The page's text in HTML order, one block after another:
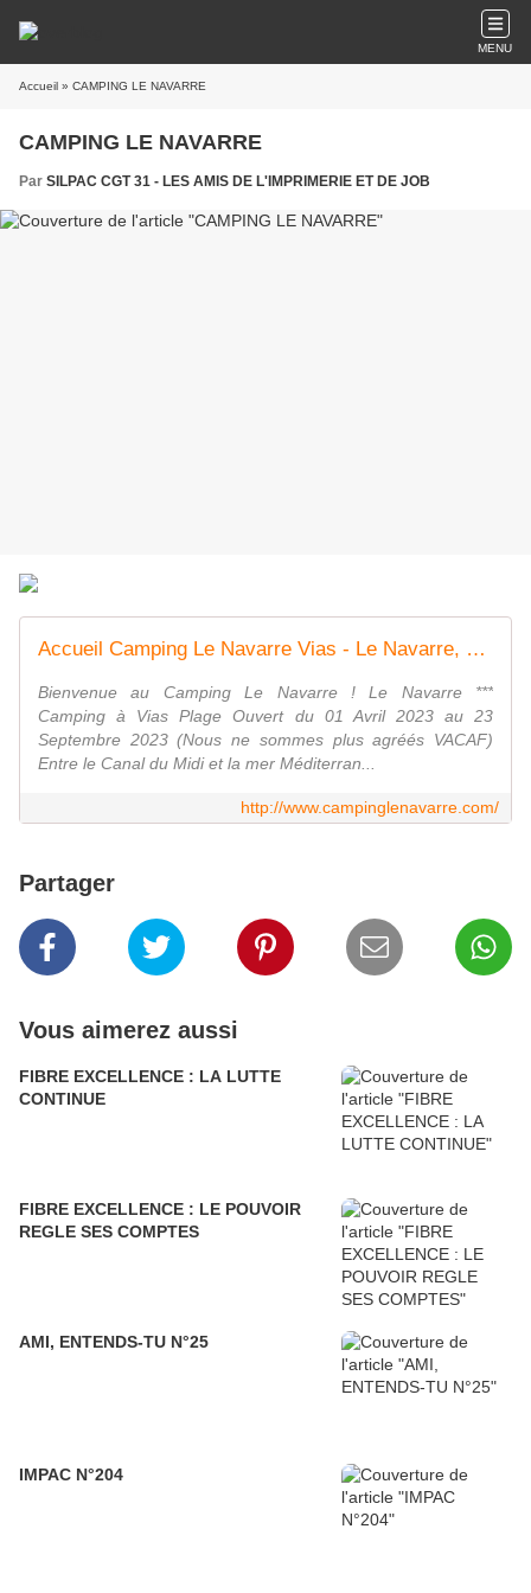
MENU
Accueil » CAMPING LE NAVARRE
CAMPING LE NAVARRE
Par SILPAC CGT 31 - LES AMIS DE L'IMPRIMERIE ET DE JOB
Accueil Camping Le Navarre Vias - Le Navarre, Camping à Vias
Bienvenue au Camping Le Navarre ! Le Navarre ***
Camping à Vias Plage Ouvert du 01 Avril 2023 au 23
Septembre 2023 (Nous ne sommes plus agréés VACAF)
Entre le Canal du Midi et la mer Méditerran...
http://www.campinglenavarre.com/
Partager
Vous aimerez aussi
FIBRE EXCELLENCE : LA LUTTE
CONTINUE
FIBRE EXCELLENCE : LE POUVOIR
REGLE SES COMPTES
AMI, ENTENDS-TU N°25
IMPAC N°204